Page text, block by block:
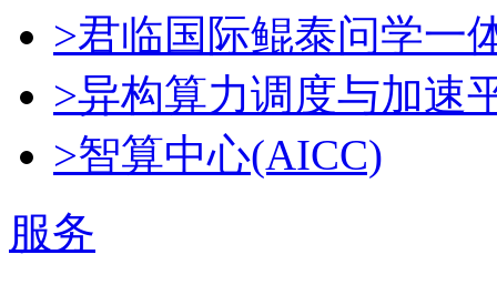
>君临国际鲲泰问学一
>异构算力调度与加速
>智算中心(AICC)
服务